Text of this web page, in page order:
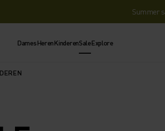
Summer
DamesHerenKinderenSaleExplore